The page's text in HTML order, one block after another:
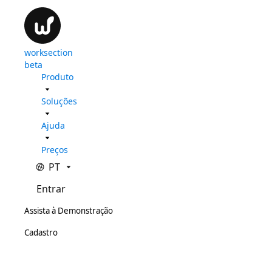
worksection
beta
Produto
Soluções
Ajuda
Preços
PT
Entrar
Assista à Demonstração
Cadastro